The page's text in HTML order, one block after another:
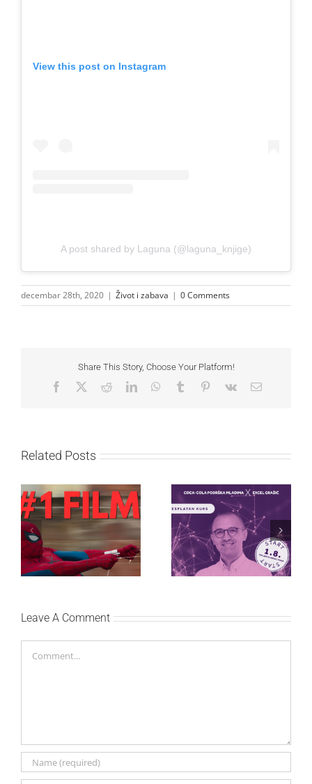
View this post on Instagram
A post shared by Laguna (@laguna_knjige)
decembar 28th, 2020 | Život i zabava | 0 Comments
Share This Story, Choose Your Platform!
Facebook RedditLinkedInWhatsApp
Tumblr Pinterest
Vk Email
Related Posts
Najuspešnije otvaranje
studijskog filma u Srbiji:
Spajdermen: Novi dan
oborio rekord već prvog
vikenda
Priključi se besplatnoj
regionalnoj AI edukaciji
i nauči kako da
veštačku inteligenciju
primeniš u praksi
Leave A Comment